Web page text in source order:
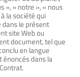
», « notre », « nous
la société qui
le présent
site Web ou
document, tel que
en langue
dans la